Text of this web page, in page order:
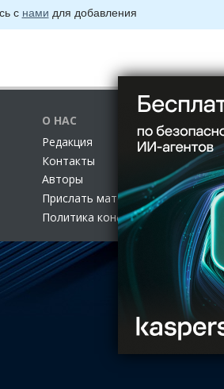
с нами для добавления
О НАС
Редакция
Контакты
Авторы
Прислать материал
Политика конфиденциальности
технологий и массовых
сайта с полной копией